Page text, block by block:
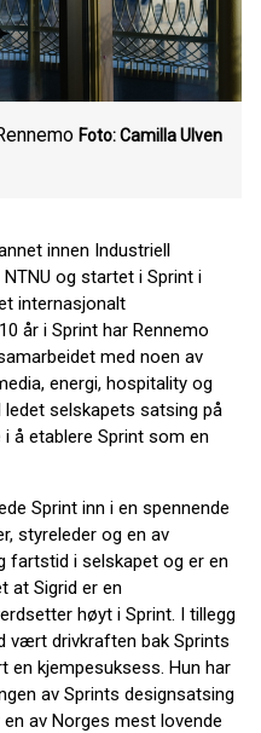
Foto: Camilla Ulven
innen Industriell
og startet i Sprint i
internasjonalt
år i Sprint har Rennemo
med noen av
energi, hospitality og
selskapets satsing på
å etablere Sprint som en
Sprint inn i en spennende
styreleder og en av
fartstid i selskapet og er en
at Sigrid er en
høyt i Sprint. I tillegg
vært drivkraften bak Sprints
kjempesuksess. Hun har
av Sprints designsatsing
av Norges mest lovende